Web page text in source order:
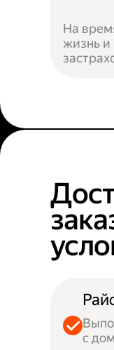
На
жизнь и
с